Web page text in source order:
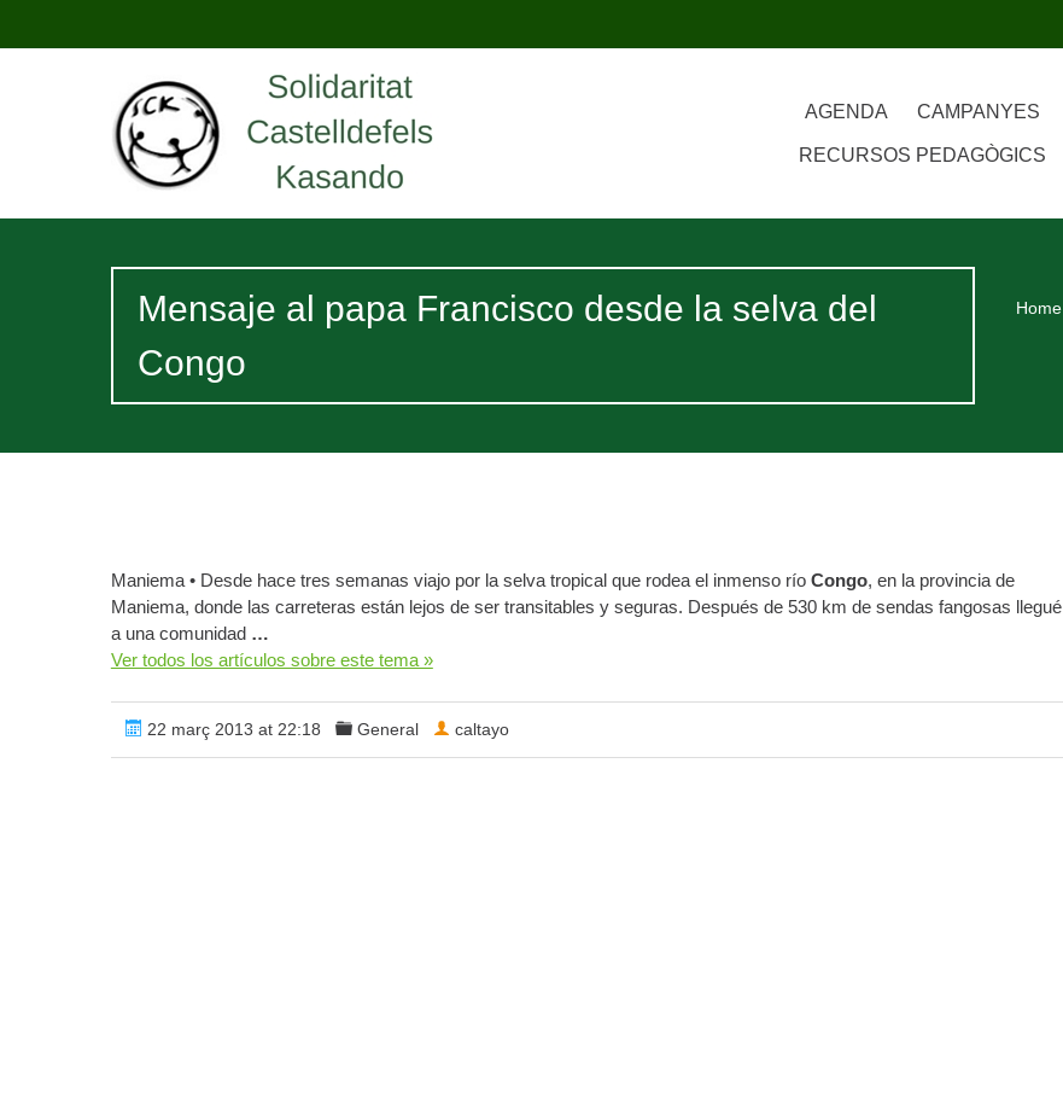
AGENDA CAMPANYES
RECURSOS PEDAGÒGICS
Mensaje al papa Francisco desde la selva del
Congo
Home
Maniema • Desde hace tres semanas viajo por la selva tropical que rodea el inmenso río Congo, en la provincia de
Maniema, donde las carreteras están lejos de ser transitables y seguras. Después de 530 km de sendas fangosas llegué
a una comunidad …
Ver todos los artículos sobre este tema »
22 març 2013 at 22:18 General caltayo